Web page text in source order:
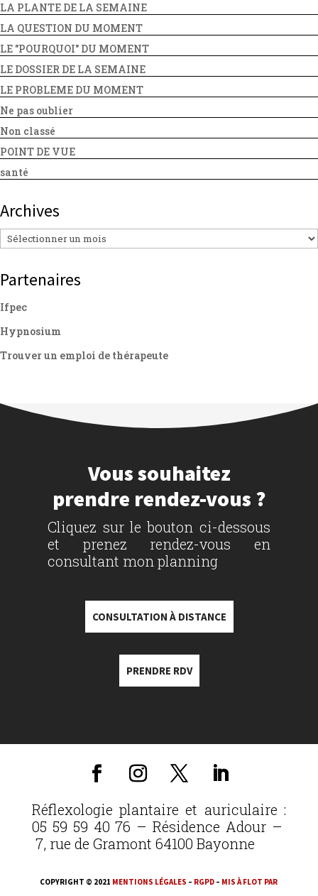
LA PLANTE DE LA SEMAINE
LA QUESTION DU MOMENT
LE "POURQUOI" DU MOMENT
LE DOSSIER DE LA SEMAINE
LE PROBLEME DU MOMENT
Ne pas oublier
Non classé
POINT DE VUE
santé
Archives
Archives
Partenaires
Ifpec
Hypnosium
Trouver un emploi de thérapeute
Vous souhaitez
prendre rendez-vous ?
Cliquez sur le bouton ci-dessous
et prenez rendez-vous en
consultant mon planning
CONSULTATION À DISTANCE
PRENDRE RDV
Réflexologie plantaire et auriculaire :
05 59 59 40 76 – Résidence Adour –
7, rue de Gramont 64100 Bayonne
COPYRIGHT © 2021 MENTIONS LÉGALES – RGPD – MIS À FLOT PAR